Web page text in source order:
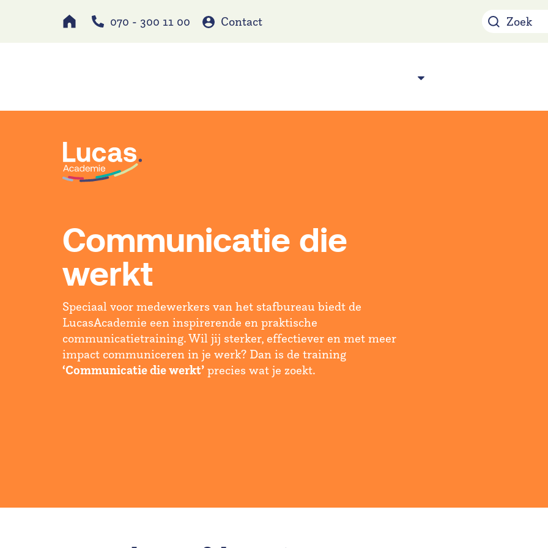
070 - 300 11 00 Contact
Communicatie die
werkt
Speciaal voor medewerkers van het stafbureau biedt de
LucasAcademie een inspirerende en praktische
communicatietraining. Wil jij sterker, effectiever en met meer
impact communiceren in je werk? Dan is de training
‘Communicatie die werkt’ precies wat je zoekt.